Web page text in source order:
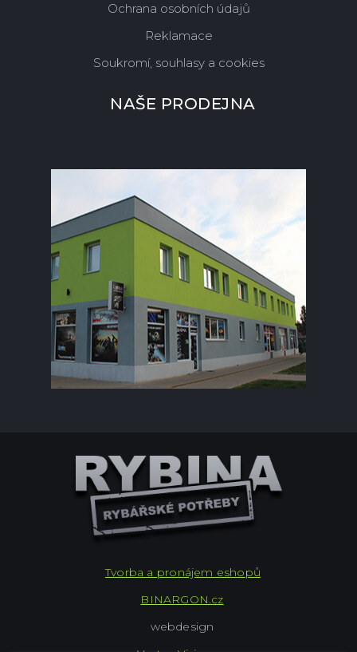
Ochrana osobních údajů
Reklamace
Soukromí, souhlasy a cookies
NAŠE PRODEJNA
Tvorba a pronájem eshopů
BINARGON.cz
webdesign